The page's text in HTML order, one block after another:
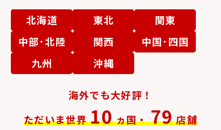
工業用レアメタル 金貨・金コイン
北海道 東北
関東
中部･北陸
関西
中国･四国
九州
沖縄
海外でも大好評！
ただいま世界 10 ヵ国・ 79 店舗